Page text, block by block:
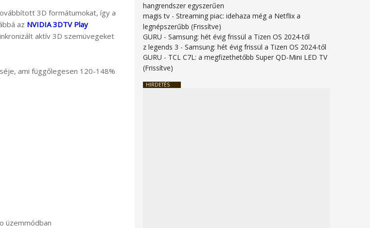
3D formátumokat, így a
az NVIDIA 3DTV Play
aktív 3D szemüvegeket
ami függőlegesen 120-148%
üzemmódban
hangrendszer egyszerűen
magis tv -Streaming piac: idehaza még a Netflix a
legnépszerűbb (Frissítve)
GURU -Samsung: hét évig frissül a Tizen OS 2024-től
z legends 3 -Samsung: hét évig frissül a Tizen OS 2024-től
GURU - TCL C7L: a megfizethetőbb Super QD-Mini LED TV
(Frissítve)
HIRDETÉS